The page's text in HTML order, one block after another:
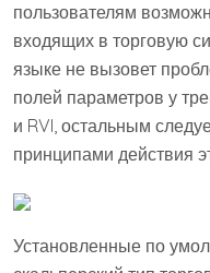
пользователям
входящих в торговую
языке не вызовет
полей параметров у
и RVI, остальным
принципами действия
Установленные по